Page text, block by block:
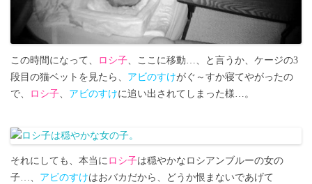
この時間になって、 ロシ子 、ここに移動…、と言うか、ケージの3
段目の猫ベットを見たら、 アビのすけがぐ～すか寝てやがったの
で、
ロシ子 アビのすけに追い出されてしまった様…。
それにしても、本当に ロシ子は穏やかなロシアンブルーの女の
子…、 アビのすけはおバカだから、どうか恨まないであげて